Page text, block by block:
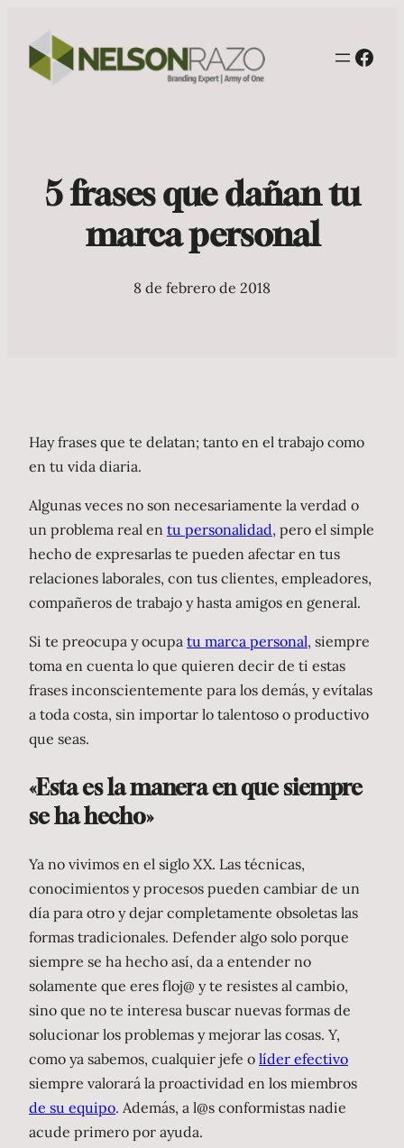
5 frases que dañan tu
marca personal
8 de febrero de 2018
Hay frases que te delatan; tanto en el trabajo como
en tu vida diaria.
Algunas veces no son necesariamente la verdad o
un problema real en tu personalidad, pero el simple
hecho de expresarlas te pueden afectar en tus
relaciones laborales, con tus clientes, empleadores,
compañeros de trabajo y hasta amigos en general.
Si te preocupa y ocupa tu marca personal, siempre
toma en cuenta lo que quieren decir de ti estas
frases inconscientemente para los demás, y evítalas
a toda costa, sin importar lo talentoso o productivo
que seas.
«Esta es la manera en que siempre
se ha hecho»
Ya no vivimos en el siglo XX. Las técnicas,
conocimientos y procesos pueden cambiar de un
día para otro y dejar completamente obsoletas las
formas tradicionales. Defender algo solo porque
siempre se ha hecho así, da a entender no
solamente que eres floj@ y te resistes al cambio,
sino que no te interesa buscar nuevas formas de
solucionar los problemas y mejorar las cosas. Y,
como ya sabemos, cualquier jefe o líder efectivo
siempre valorará la proactividad en los miembros
de su equipo. Además, a l@s conformistas nadie
acude primero por ayuda.